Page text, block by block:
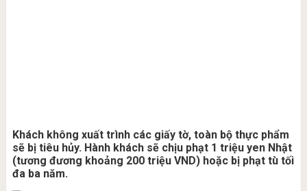
Khách không xuất trình các giấy tờ, toàn bộ thực phẩm
sẽ bị tiêu hủy. Hành khách sẽ chịu phạt 1 triệu yen Nhật
(tương đương khoảng 200 triệu VND) hoặc bị phạt tù tối
đa ba năm.